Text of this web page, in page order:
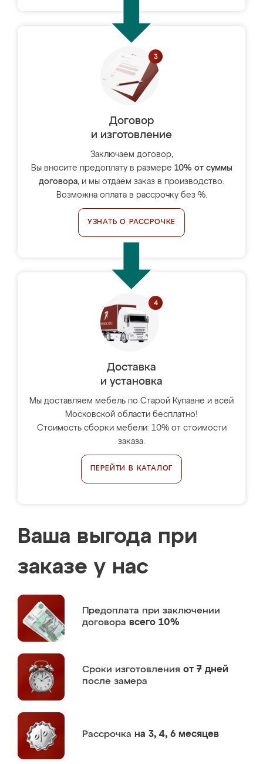
Договор
и изготовление
Заключаем договор,
Вы вносите предоплату в размере 10% от суммы
договора, и мы отдаём заказ в производство.
Возможна оплата в рассрочку без %.
УЗНАТЬ О РАССРОЧКЕ
Доставка
и установка
Мы доставляем мебель по Старой Купавне и всей
Московской области бесплатно!
Стоимость сборки мебели: 10% от стоимости
заказа.
ПЕРЕЙТИ В КАТАЛОГ
Ваша выгода при
заказе у нас
Предоплата при заключении
договора всего 10%
Сроки изготовления от 7 дней
после замера
Рассрочка на 3, 4, 6 месяцев